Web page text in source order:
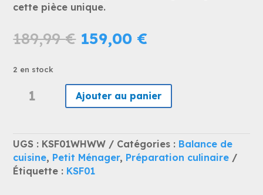
cette pièce unique.
189,99€ Le
prix
189,99 €.
159,00 €Le
159,00 €.
2 en stock
de
cuisines
Blanc
Ajouter au panier
UGS : KSF01WHWW Catégories : Balance de
cuisine, Petit Ménager, Préparation culinaire
Étiquette : KSF01